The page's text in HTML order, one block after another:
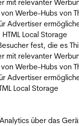
mit relevanter
Werbe-Hubs von
Advertiser
HTML Local Storage
fest, die es
mit relevanter
Werbe-Hubs von
Advertiser
Local Storage
über das